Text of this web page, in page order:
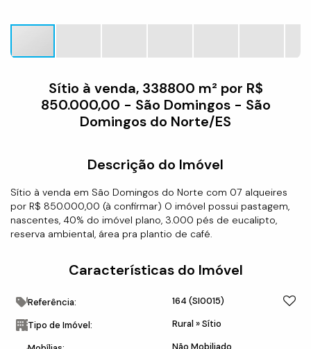
Sítio à venda, 338800 m² por R$
850.000,00 - São Domingos - São
Domingos do Norte/ES
Descrição do Imóvel
Sítio à venda em São Domingos do Norte com 07 alqueires
por R$ 850.000,00 (à confirmar) O imóvel possui pastagem,
nascentes, 40% do imóvel plano, 3.000 pés de eucalipto,
reserva ambiental, área pra plantio de café.
Características do Imóvel
Referência: 164 (SI0015)
Tipo de Imóvel: Rural »Sítio
Não Mobiliado